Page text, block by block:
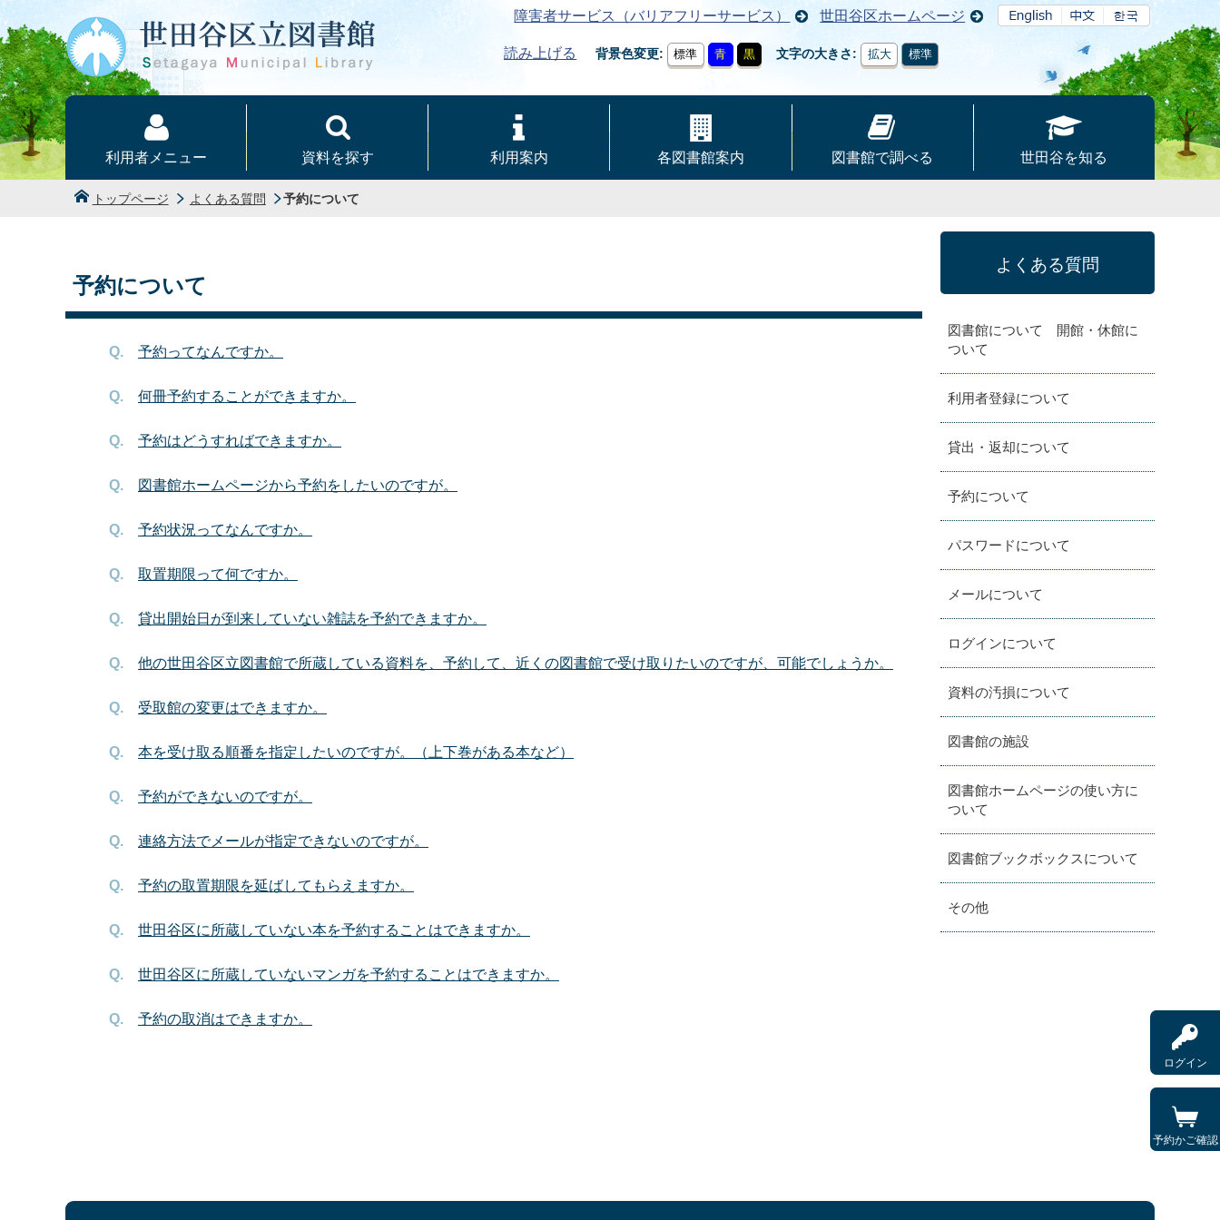
本文へ
障害者サービス（バリアフリーサービス） 世田谷区ホームページ
読み上げる 背景色変更 標準 青 黒 文字の大きさ 拡大 標準
ログイン
予約かご確認
利用者メニュー 資料を探す 利用案内 各図書館案内 図書館で調べる 世田谷を知る
トップページ よくある質問 予約について
予約について
予約ってなんですか。
何冊予約することができますか。
予約はどうすればできますか。
図書館ホームページから予約をしたいのですが。
予約状況ってなんですか。
取置期限って何ですか。
貸出開始日が到来していない雑誌を予約できますか。
他の世田谷区立図書館で所蔵している資料を、予約して、近くの図書館で受け取りたいのですが、可能でしょうか。
受取館の変更はできますか。
本を受け取る順番を指定したいのですが。（上下巻がある本など）
予約ができないのですが。
連絡方法でメールが指定できないのですが。
予約の取置期限を延ばしてもらえますか。
世田谷区に所蔵していない本を予約することはできますか。
世田谷区に所蔵していないマンガを予約することはできますか。
予約の取消はできますか。
よくある質問
図書館について 開館・休館に
ついて
利用者登録について
貸出・返却について
予約について
パスワードについて
メールについて
ログインについて
資料の汚損について
図書館の施設
図書館ホームページの使い方に
ついて
図書館ブックボックスについて
その他